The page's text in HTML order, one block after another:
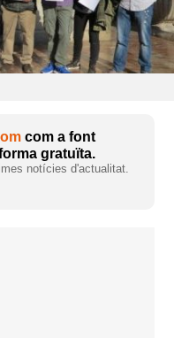
com a font
gratuïta.
notícies d'actualitat.